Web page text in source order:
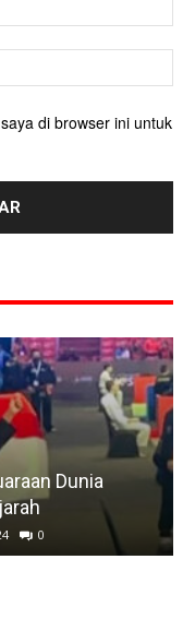
di browser ini untuk
Dunia
0